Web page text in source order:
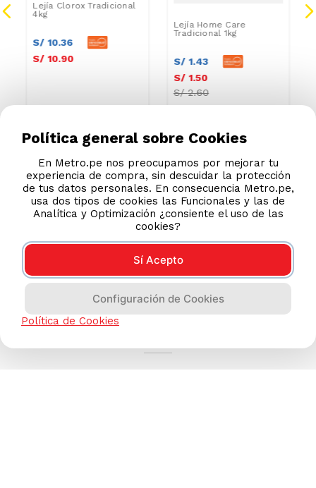
Lejía Clorox Tradicional
4kg
S/ 10.36
S/ 10.90
Lejía Home Care
Tradicional 1kg
S/ 1.43
S/ 1.50
S/2.60
Política general sobre Cookies
En Metro.pe nos preocupamos por mejorar tu
experiencia de compra, sin descuidar la protección
de tus datos personales. En consecuencia Metro.pe,
usa dos tipos de cookies las Funcionales y las de
Analítica y Optimización ¿consiente el uso de las
cookies?
Sí Acepto
Configuración de Cookies
Política de Cookies